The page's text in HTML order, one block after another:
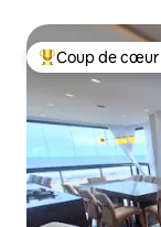
Coups de cœur
Coup de cœur